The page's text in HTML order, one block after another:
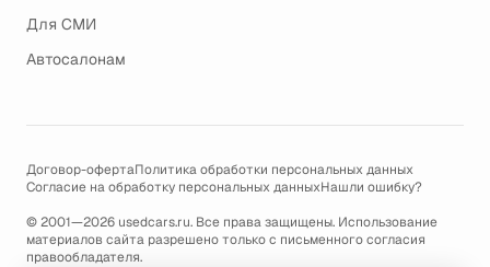
Для СМИ
Автосалонам
Договор-офертаПолитика обработки персональных данных
Согласие на обработку персональных данныхНашли ошибку?
© 2001—2026 usedcars.ru. Все права защищены. Использование
материалов сайта разрешено только с письменного согласия
правообладателя.